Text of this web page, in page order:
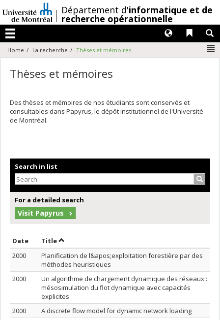
au
contenu
/Département d'informatique et de
recherche opérationnelle
Menu
Liens
Langues
Home La recherche Thèses et mémoires
Thèses et mémoires
Des thèses et mémoires de nos étudiants sont conservés et
consultables dans Papyrus, le dépôt institutionnel de l'Université
de Montréal.
Search in list
For a detailed search
Visit Papyrus
Date Sort by date in descending order
TitleSort by title in descending order
2000
Planification de l&apos;exploitation forestière par des
méthodes heuristiques
2000
Un algorithme de chargement dynamique des réseaux :
mésosimulation du flot dynamique avec capacités
explicites
2000
A discrete flow model for dynamic network loading